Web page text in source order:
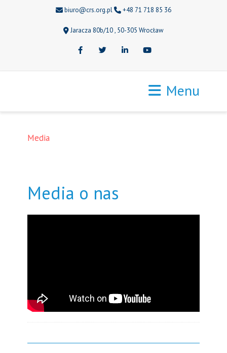
biuro@crs.org.pl +48 71 718 85 36
Jaracza 80b/10 , 50-305 Wrocław
FacebookTwitter LinkedInYoutube
Menu
Media
Media o nas